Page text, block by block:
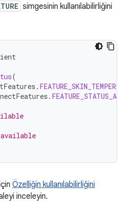
simgesinin kullanılabilirliğini
(
.
.
Özelliğin kullanılabilirliğini
inceleyin.